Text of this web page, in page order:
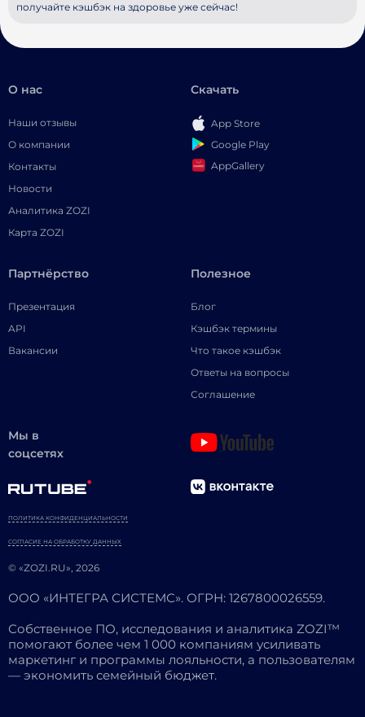
получайте кэшбэк на здоровье уже сейчас!
О нас
Наши отзывы
О компании
Контакты
Новости
Аналитика ZOZI
Карта ZOZI
Скачать
App Store
Google Play
AppGallery
Партнёрство
Презентация
API
Вакансии
Полезное
Блог
Кэшбэк термины
Что такое кэшбэк
Ответы на вопросы
Соглашение
Мы в
соцсетях
© «ZOZI.RU», 2026
ПОЛИТИКА КОНФИДЕНЦИАЛЬНОСТИ
СОГЛАСИЕ НА ОБРАБОТКУ ДАННЫХ
ООО «ИНТЕГРА СИСТЕМС». ОГРН: 1267800026559.
Собственное ПО, исследования и аналитика ZOZI™
помогают более чем 1 000 компаниям усиливать
маркетинг и программы лояльности, а пользователям
— экономить семейный бюджет.